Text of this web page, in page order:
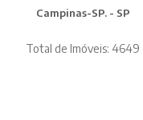
Campinas-SP. - SP
Total de Imóveis: 4649